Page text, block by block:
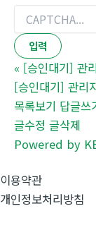
« [승인대기] 관
[승인대기] 관리
목록보기 답글쓰
글수정 글삭제
Powered by
이용약관
개인정보처리방침